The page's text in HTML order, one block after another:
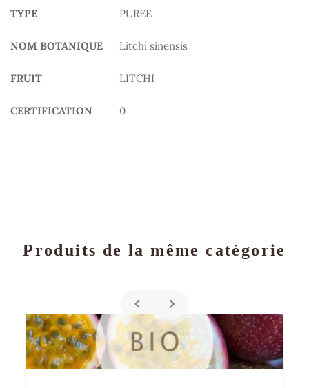
TYPE PUREE
NOM BOTANIQUE Litchi sinensis
FRUIT LITCHI
CERTIFICATION 0
Produits de la même catégorie